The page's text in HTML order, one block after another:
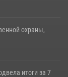
охраны,
итоги за 7